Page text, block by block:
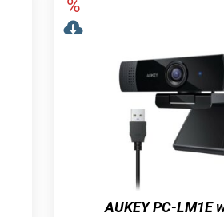
AUKEY PC-LM1E